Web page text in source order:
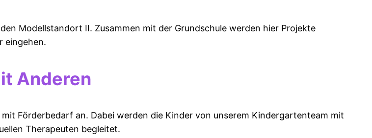
Modellstandort II. Zusammen mit der Grundschule werden hier Projekte
eingehen.
Anderen
Förderbedarf an. Dabei werden die Kinder von unserem Kindergartenteam mit
Therapeuten begleitet.